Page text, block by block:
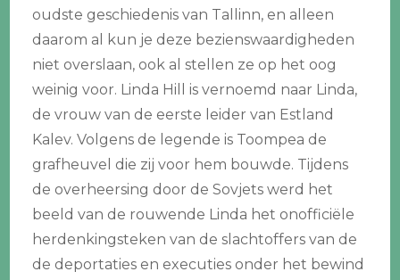
oudste geschiedenis van Tallinn, en alleen
daarom al kun je deze bezienswaardigheden
niet overslaan, ook al stellen ze op het oog
weinig voor. Linda Hill is vernoemd naar Linda,
de vrouw van de eerste leider van Estland
Kalev. Volgens de legende is Toompea de
grafheuvel die zij voor hem bouwde. Tijdens
de overheersing door de Sovjets werd het
beeld van de rouwende Linda het onofficiële
herdenkingsteken van de slachtoffers van de
de deportaties en executies onder het bewind